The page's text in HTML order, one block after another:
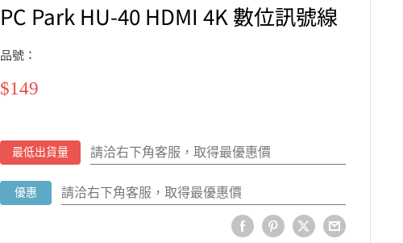
PC Park HU-40 HDMI 4K 數位訊號線
品號：
特
$149
最低出貨量 請洽右下角客服，取得最優惠價
優惠 請洽右下角客服，取得最優惠價